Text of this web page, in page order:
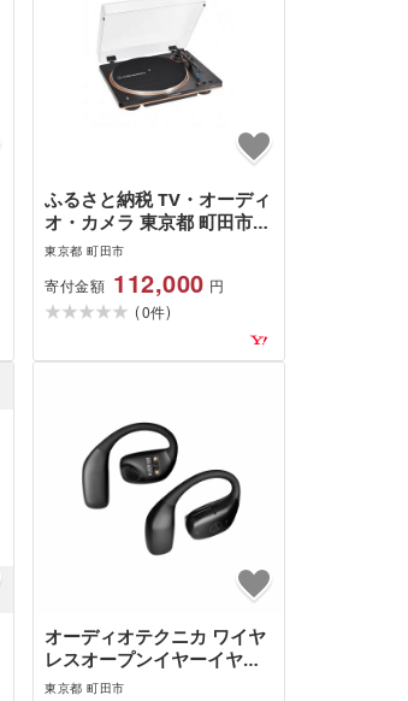
ふるさと納税 TV・オーディ
オ・カメラ 東京都 町田市
オーディオテクニカ ワイヤ
LP70XBT BZ(ブラック/ブロ
ンズ) BZ(ブラック/ブロン…
東京都 町田市
寄付金額 112,000 円
(0件)
オーディオテクニカ ワイヤ
レスオープンイヤーイヤホ
ン ATH-AC5TW BK
東京都 町田市